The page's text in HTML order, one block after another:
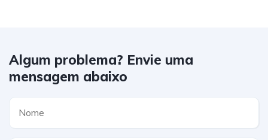
Algum problema? Envie uma
mensagem abaixo